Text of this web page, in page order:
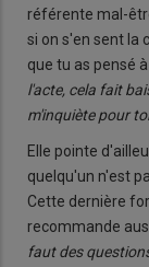
référente mal-
si on s'en sent la
que tu as pensé
l'acte, cela fait
m'inquiète pour
Elle pointe
quelqu'un n'est
Cette dernière
recommande
faut des